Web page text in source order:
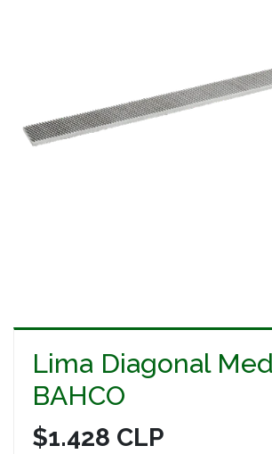
Lima Diagonal
BAHCO
$1.428 CLP